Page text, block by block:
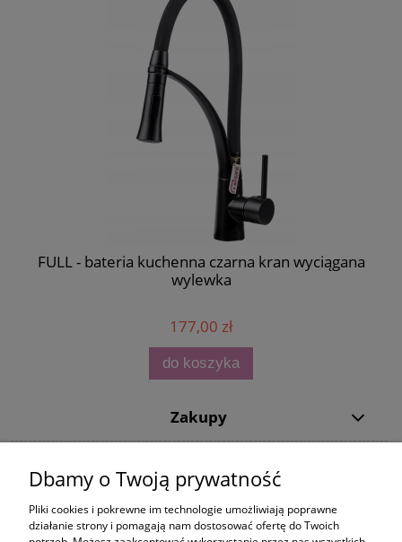
FULL - bateria kuchenna czarna kran wyciągana
wylewka
177,00 zł
do koszyka
Zakupy
Moje konto
Dbamy o Twoją prywatność
Pliki cookies i pokrewne im technologie umożliwiają poprawne
działanie strony i pomagają nam dostosować ofertę do Twoich